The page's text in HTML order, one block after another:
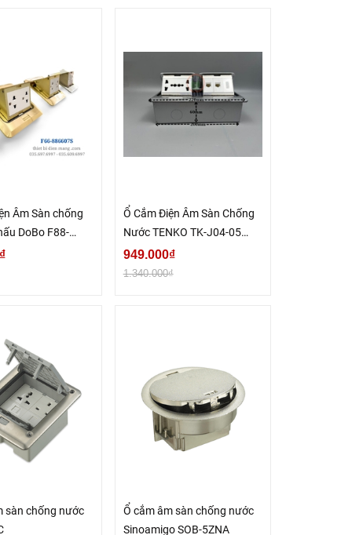
Âm Sàn chống
DoBo F88-
Ổ Cắm Điện Âm Sàn Chống
Nước TENKO TK-J04-05
Màu Bạc
949.000₫
1.340.000₫
sàn chống nước
Ổ cắm âm sàn chống nước
Sinoamigo SOB-5ZNA